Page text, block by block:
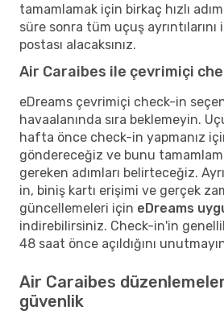
tamamlamak için birkaç hızlı
süre sonra tüm uçuş
postası alacaksınız.
Air Caraibes ile çevrimiçi
eDreams çevrimiçi check-in
havaalanında sıra beklemeyin.
hafta önce check-in yapmanız
göndereceğiz ve bunu
gereken adımları belirteceğiz.
in, biniş kartı erişimi ve gerçek
güncellemeleri için eDreams
indirebilirsiniz. Check-in'in
48 saat önce açıldığını
Air Caraibes
güvenlik